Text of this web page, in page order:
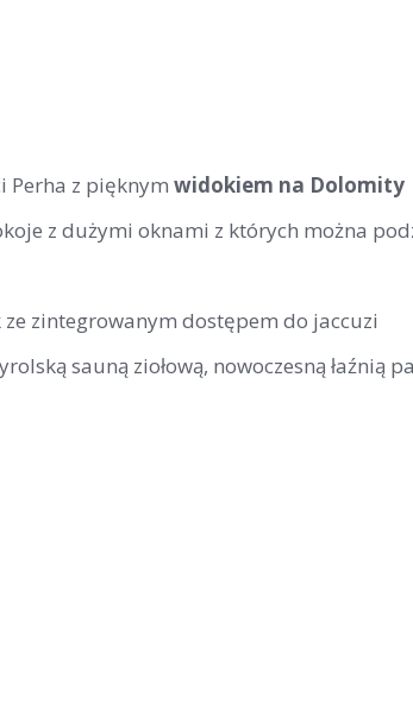
Perha z pięknym widokiem na Dolomity
z dużymi oknami z których można
zintegrowanym dostępem do jaccuzi
sauną ziołową, nowoczesną łaźnią